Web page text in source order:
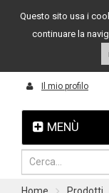
Assistenza clienti
MENÙ
Il mio profilo
Home Prodotti
Questo sito usa i
continuare la